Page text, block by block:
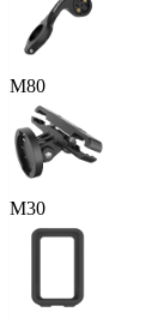
M80
M30